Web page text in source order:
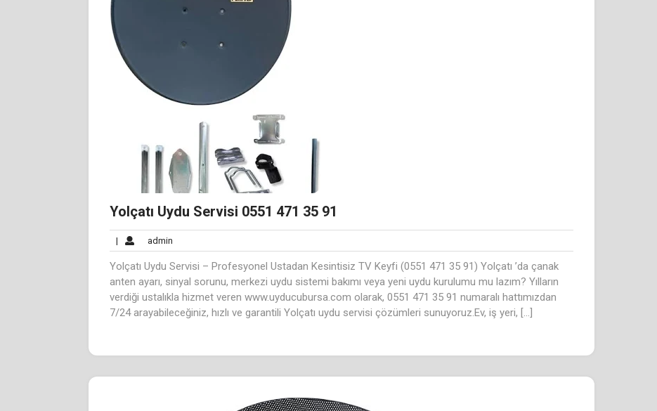
Yolçatı Uydu Servisi 0551 471 35 91
| admin
Yolçatı Uydu Servisi – Profesyonel Ustadan Kesintisiz TV Keyfi (0551 471 35 91) Yolçatı ’da çanak
anten ayarı, sinyal sorunu, merkezi uydu sistemi bakımı veya yeni uydu kurulumu mu lazım? Yılların
verdiği ustalıkla hizmet veren www.uyducubursa.com olarak, 0551 471 35 91 numaralı hattımızdan
7/24 arayabileceğiniz, hızlı ve garantili Yolçatı uydu servisi çözümleri sunuyoruz.Ev, iş yeri, […]